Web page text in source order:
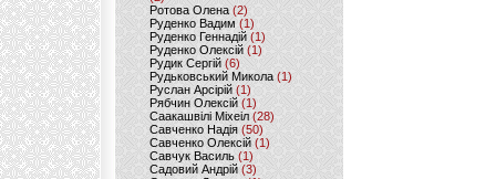
Ротова Олена(2)
Руденко Вадим (1)
Руденко Геннадій (1)
Руденко Олексій(1)
Рудик Сергій(6)
Рудьковський Микола (1)
Руслан Арсірій(1)
Рябчин Олексій (1)
Саакашвілі Міхеіл(28)
Савченко Надія (50)
Савченко Олексій(1)
Савчук Василь (1)
Садовий Андрій (3)